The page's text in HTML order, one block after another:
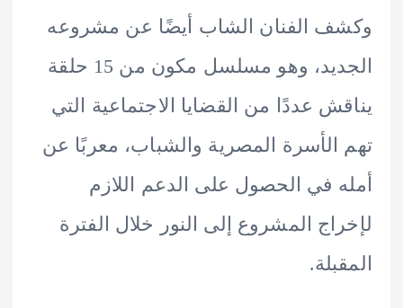
الفنان الشاب أيضًا عن مشروعه
الجديد، وهو مسلسل مكون من 15 حلقة
عددًا من القضايا الاجتماعية التي
المصرية والشباب، معربًا عن
في الحصول على الدعم اللازم
المشروع إلى النور خلال الفترة